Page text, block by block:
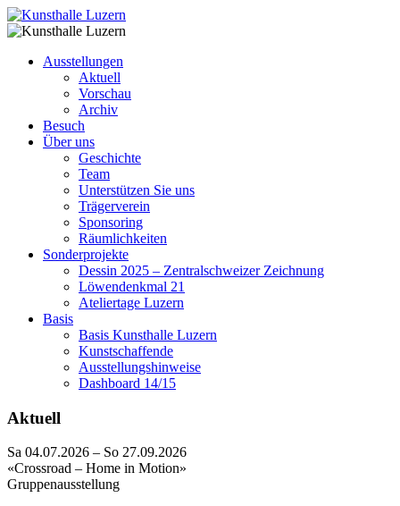
Ausstellungen
Aktuell
Vorschau
Archiv
Besuch
Über uns
Geschichte
Team
Unterstützen Sie uns
Trägerverein
Sponsoring
Räumlichkeiten
Sonderprojekte
Dessin 2025 – Zentralschweizer Zeichnung
Löwendenkmal 21
Ateliertage Luzern
Basis
Basis Kunsthalle Luzern
Kunstschaffende
Ausstellungshinweise
Dashboard 14/15
Aktuell
Sa 04.07.2026 – So 27.09.2026
«Crossroad – Home in Motion»
Gruppenausstellung